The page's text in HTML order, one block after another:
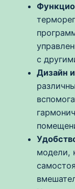
с
Дизайн
модели,